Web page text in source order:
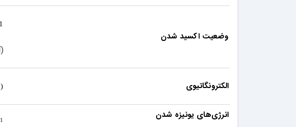
وضعیت اکسید شدن
(
الکترونگاتیوی )
انرژی‌های یونیزه شدن